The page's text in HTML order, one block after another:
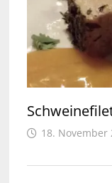
18. November